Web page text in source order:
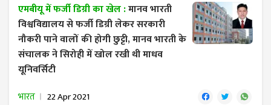
एमबीयू में फर्जी डिग्री का खेल :मानव भारती
विश्वविद्यालय से फर्जी डिग्री लेकर सरकारी
नौकरी पाने वालों की होगी छुट्टी, मानव भारती के
संचालक ने सिरोही में खोल रखी थी माधव
यूनिवर्सिटी
भारत 22 Apr 2021